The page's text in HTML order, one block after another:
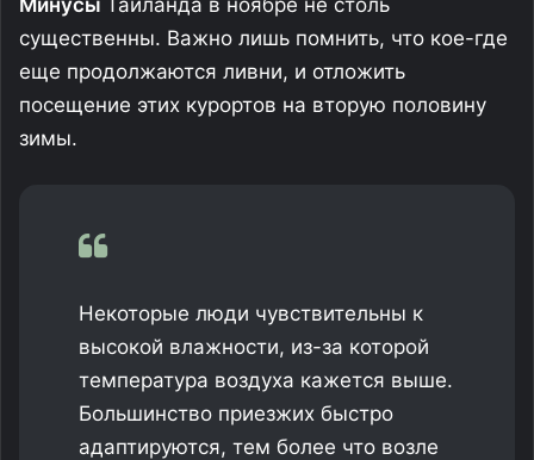
существенны. Важно лишь помнить, что кое-где
еще продолжаются ливни, и отложить
посещение этих курортов на вторую половину
зимы.
Некоторые люди чувствительны к
высокой влажности, из-за которой
температура воздуха кажется выше.
Большинство приезжих быстро
адаптируются, тем более что возле